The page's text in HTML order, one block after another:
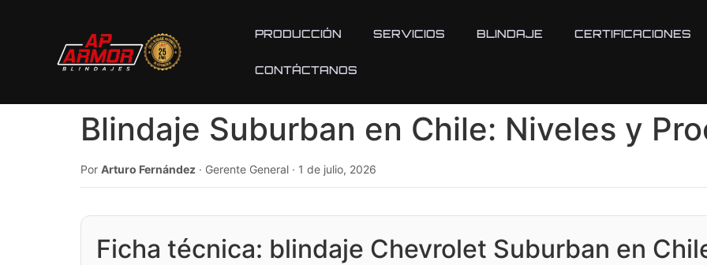
PRODUCCIÓN SERVICIOS BLINDAJE CERTIFICACIONES
CONTÁCTANOS
Blindaje Suburban en Chile: Niveles y
Por Arturo Fernández · Gerente General · 1 de julio, 2026
Ficha técnica: blindaje Chevrolet Suburban en